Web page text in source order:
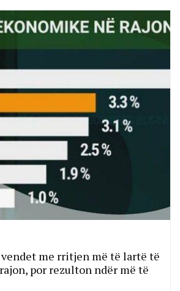
me rritjen më të lartë të
por rezulton ndër më të